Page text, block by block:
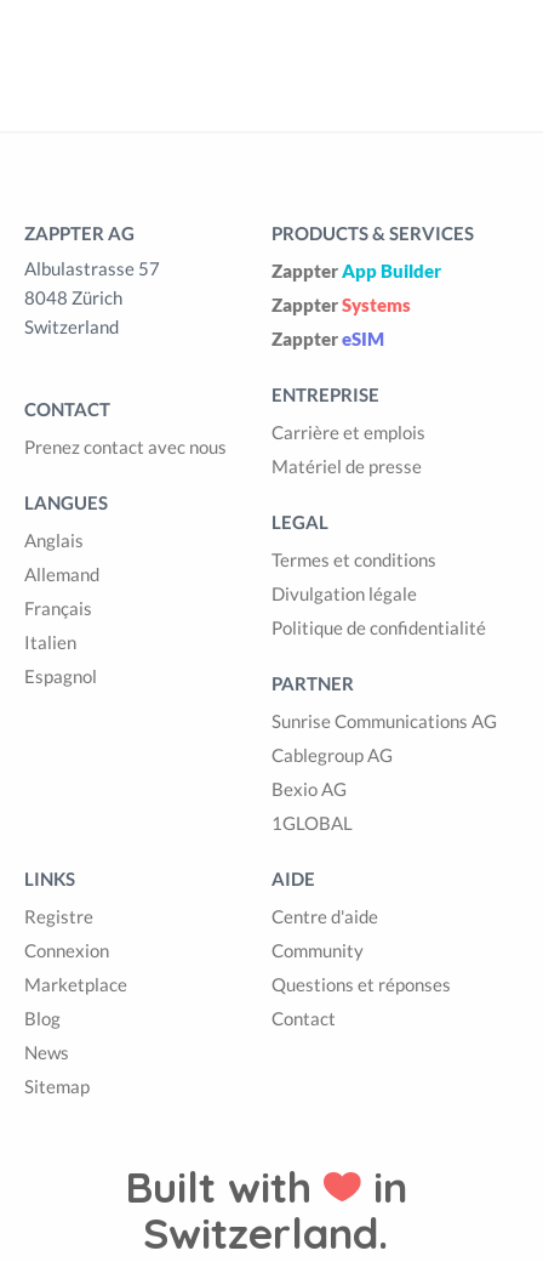
ZAPPTER AG
Albulastrasse 57
8048 Zürich
Switzerland
CONTACT
Prenez contact avec nous
LANGUES
Anglais
Allemand
Français
Italien
Espagnol
PRODUCTS & SERVICES
ZappterApp Builder
ZappterSystems
ZapptereSIM
ENTREPRISE
Carrière et emplois
Matériel de presse
LEGAL
Termes et conditions
Divulgation légale
Politique de confidentialité
PARTNER
Sunrise Communications AG
Cablegroup AG
Bexio AG
1GLOBAL
LINKS
Registre
Connexion
Marketplace
Blog
News
Sitemap
AIDE
Centre d'aide
Community
Questions et réponses
Contact
Built with
in
Switzerland.